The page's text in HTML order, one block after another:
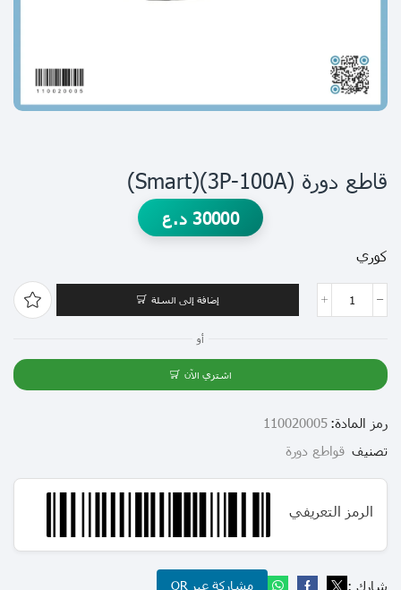
قاطع دورة (3P-100A)(smart)
30000 د.ع
كوري
إضافة إلى السلة
أو
اشتري الآن
رمز المادة: 110020005
تصنيف قواطع دورة
الرمز التعريفي
شارك : مشاركة عبر QR